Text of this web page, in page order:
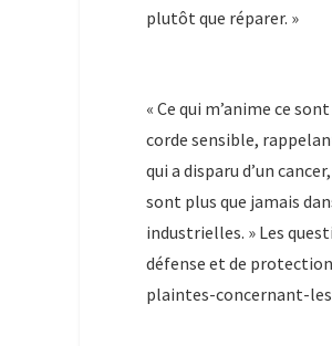
plutôt que réparer. »
« Ce qui m’anime ce
corde sensible,
qui a disparu d’un
sont plus que jamais
industrielles. » Les
défense et de
plaintes-concernant-